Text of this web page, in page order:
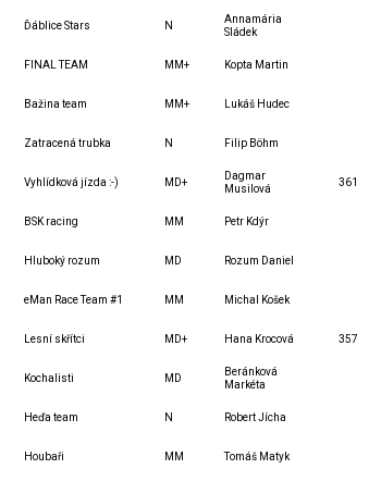
Ďáblice Stars N
Annamária
Sládek
FINAL TEAM MM+ Kopta Martin
Bažina team MM+ Lukáš Hudec
Zatracená trubka N Filip Böhm
Vyhlídková jízda :-) MD+
Dagmar
Musilová
361
BSK racing MM Petr Kdýr
Hluboký rozum MD Rozum Daniel
eMan Race Team #1 MM Michal Košek
Lesní skřítci MD+ Hana Krocová 357
Kochalisti MD
Beránková
Markéta
Heďa team N Robert Jícha
Houbaři MM Tomáš Matyk